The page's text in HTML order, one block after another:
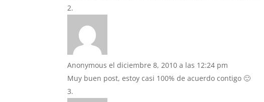
Anonymous el diciembre 8, 2010 a las 12:24 pm
Muy buen post, estoy casi 100% de acuerdo contigo 🙂